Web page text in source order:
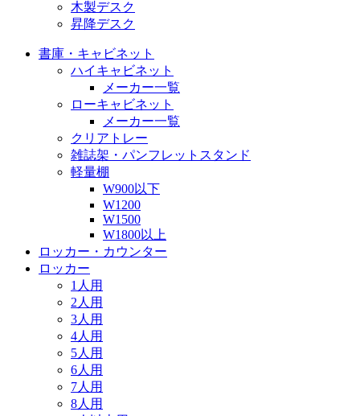
木製デスク
昇降デスク
書庫・キャビネット
ハイキャビネット
メーカー一覧
ローキャビネット
メーカー一覧
クリアトレー
雑誌架・パンフレットスタンド
軽量棚
W900以下
W1200
W1500
W1800以上
ロッカー・カウンター
ロッカー
1人用
2人用
3人用
4人用
5人用
6人用
7人用
8人用